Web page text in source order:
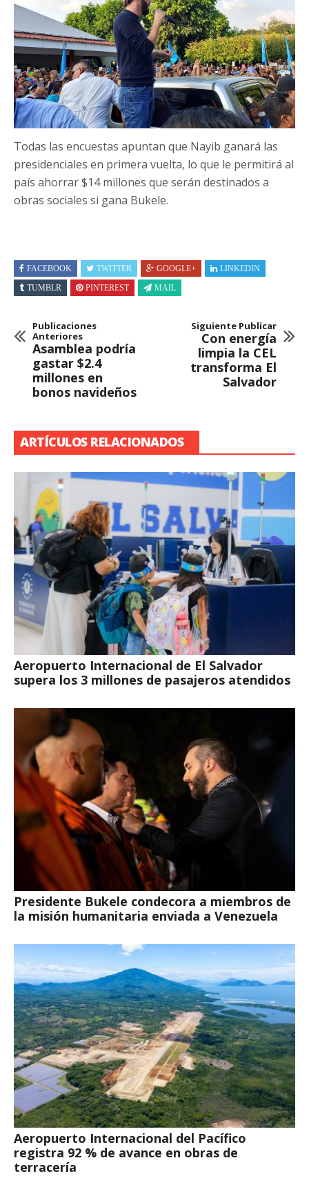
Todas las encuestas apuntan que Nayib ganará las
presidenciales en primera vuelta, lo que le permitirá al
país ahorrar $14 millones que serán destinados a
obras sociales si gana Bukele.
FACEBOOK TWITTER GOOGLE+
LINKEDIN
TUMBLR
PINTEREST MAIL
Publicaciones
Anteriores
Asamblea podría
gastar $2.4
millones en
bonos navideños
Siguiente Publicar
Con energía
limpia la CEL
transforma El
Salvador
ARTÍCULOS RELACIONADOS
Aeropuerto Internacional de El Salvador
supera los 3 millones de pasajeros atendidos
Presidente Bukele condecora a miembros de
la misión humanitaria enviada a Venezuela
Aeropuerto Internacional del Pacífico
registra 92 % de avance en obras de
terracería